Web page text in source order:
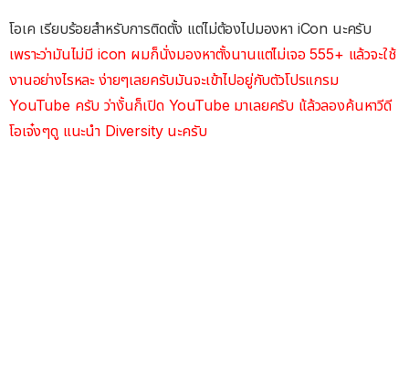
โอเค เรียบร้อยสำหรับการติดตั้ง แต่ไม่ต้องไปมองหา iCon นะครับ
เพราะว่ามันไม่มี icon ผมก็นั่งมองหาตั้งนานแต่ไม่เจอ 555+ แล้วจะใช้
งานอย่างไรหละ ง่ายๆเลยครับมันจะเข้าไปอยู่กับตัวโปรแกรม
YouTube ครับ ว่างั้นก็เปิด YouTube มาเลยครับ แ้ล้วลองค้นหาวีดี
โอเจ๋งๆดู แนะนำ Diversity นะครับ